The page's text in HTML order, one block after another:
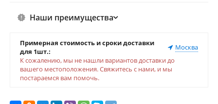
Наши преимущества
Примерная стоимость и сроки доставки
для 1шт.:
Москва
К сожалению, мы не нашли вариантов доставки до
вашего местоположения. Свяжитесь с нами, и мы
постараемся вам помочь.